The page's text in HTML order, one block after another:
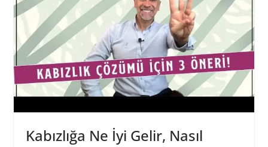
Kabızlığa Ne İyi Gelir, Nasıl